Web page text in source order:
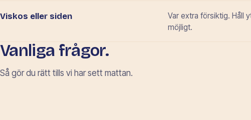
Viskos eller siden
Var extra försiktig. Håll
möjligt.
Vanliga frågor.
Så gör du rätt tills vi har sett mattan.